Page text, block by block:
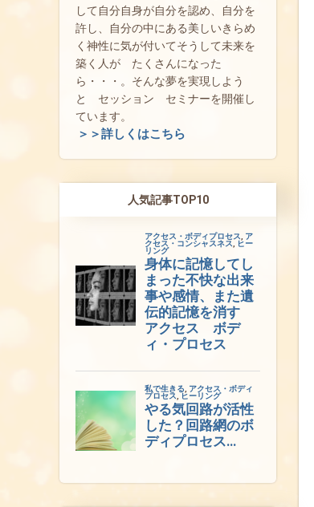
して自分自身が自分を認め、自分を
許し、自分の中にある美しいきらめ
く神性に気が付いてそうして未来を
築く人が たくさんになった
ら・・・。そんな夢を実現しよう
と セッション セミナーを開催し
ています。
＞＞詳しくはこちら
人気記事TOP10